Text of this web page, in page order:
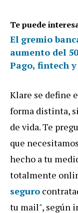
Te puede
El gremio
aumento del
Pago, fintech
Klare se define
forma distinta,
de vida. Te
que
hecho a tu
totalmente
seguro
tu mail", según